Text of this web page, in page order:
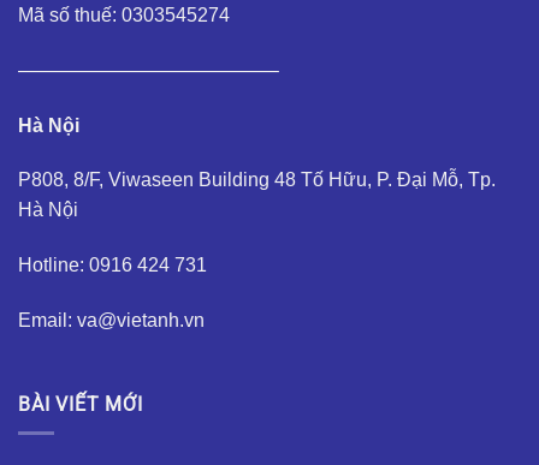
Mã số thuế: 0303545274
—————————————–
Hà Nội
P808, 8/F, Viwaseen Building 48 Tố Hữu, P. Đại Mỗ, Tp.
Hà Nội
Hotline: 0916 424 731
Email: va@vietanh.vn
BÀI VIẾT MỚI